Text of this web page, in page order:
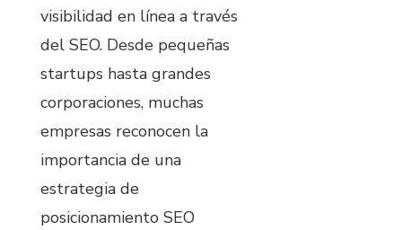
visibilidad en línea a través
del SEO. Desde pequeñas
startups hasta grandes
corporaciones, muchas
empresas reconocen la
importancia de una
estrategia de
posicionamiento SEO